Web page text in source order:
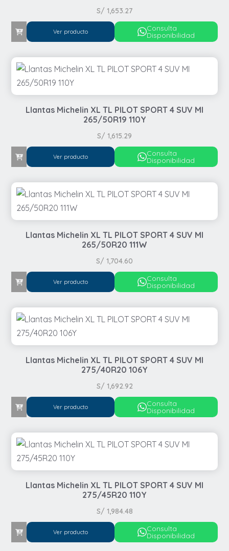
S/ 1,653.27
Ver producto Consulta
Disponibilidad
Llantas Michelin XL TL PILOT SPORT 4 SUV MI
265/50R19 110Y
S/ 1,615.29
Ver producto Consulta
Disponibilidad
Llantas Michelin XL TL PILOT SPORT 4 SUV MI
265/50R20 111W
S/ 1,704.60
Ver producto Consulta
Disponibilidad
Llantas Michelin XL TL PILOT SPORT 4 SUV MI
275/40R20 106Y
S/ 1,692.92
Ver producto Consulta
Disponibilidad
Llantas Michelin XL TL PILOT SPORT 4 SUV MI
275/45R20 110Y
S/ 1,984.48
Ver producto Consulta
Disponibilidad